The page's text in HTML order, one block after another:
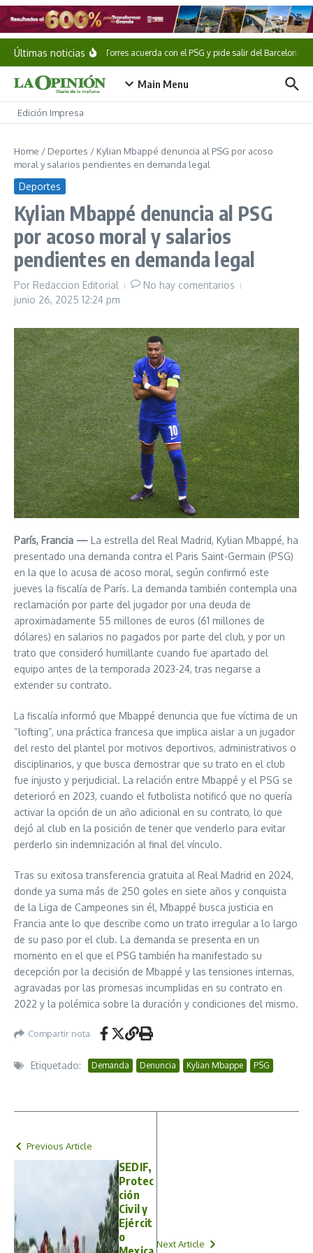
Saltar al contenido
Últimas noticiasFerran Torres acuerda con el PSG y pide salir del Barcelona
Main Menu
Edición Impresa
Home / Deportes / Kylian Mbappé denuncia al PSG por acoso
moral y salarios pendientes en demanda legal
Deportes
Kylian Mbappé denuncia al PSG
por acoso moral y salarios
pendientes en demanda legal
Por Redaccion Editorial
No hay comentarios
junio 26, 2025 12:24 pm
París, Francia — La estrella del Real Madrid, Kylian Mbappé, ha
presentado una demanda contra el Paris Saint-Germain (PSG)
en la que lo acusa de acoso moral, según confirmó este
jueves la fiscalía de París. La demanda también contempla una
reclamación por parte del jugador por una deuda de
aproximadamente 55 millones de euros (61 millones de
dólares) en salarios no pagados por parte del club, y por un
trato que consideró humillante cuando fue apartado del
equipo antes de la temporada 2023-24, tras negarse a
extender su contrato.
La fiscalía informó que Mbappé denuncia que fue víctima de un
“lofting”, una práctica francesa que implica aislar a un jugador
del resto del plantel por motivos deportivos, administrativos o
disciplinarios, y que busca demostrar que su trato en el club
fue injusto y perjudicial. La relación entre Mbappé y el PSG se
deterioró en 2023, cuando el futbolista notificó que no quería
activar la opción de un año adicional en su contrato, lo que
dejó al club en la posición de tener que venderlo para evitar
perderlo sin indemnización al final del vínculo.
Tras su exitosa transferencia gratuita al Real Madrid en 2024,
donde ya suma más de 250 goles en siete años y conquista
de la Liga de Campeones sin él, Mbappé busca justicia en
Francia ante lo que describe como un trato irregular a lo largo
de su paso por el club. La demanda se presenta en un
momento en el que el PSG también ha manifestado su
decepción por la decisión de Mbappé y las tensiones internas,
agravadas por las promesas incumplidas en su contrato en
2022 y la polémica sobre la duración y condiciones del mismo.
Compartir nota
Etiquetado: Demanda Denuncia Kylian Mbappe PSG
Previous Article
SEDIF,
Protec
ción
Civil y
Ejércit
o
Next Article